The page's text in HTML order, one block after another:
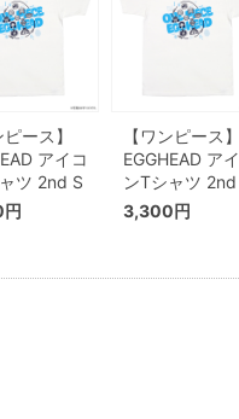
ピース】
アイコ
ツ 2nd S
【ワンピース】
EGGHEAD ア
ンTシャツ
3,300円